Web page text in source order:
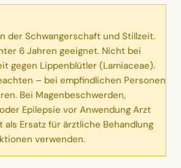
der Schwangerschaft und Stillzeit.
6 Jahren geeignet. Nicht bei
gegen Lippenblütler (Lamiaceae).
– bei empfindlichen Personen
Bei Magenbeschwerden,
Epilepsie vor Anwendung Arzt
als Ersatz für ärztliche Behandlung
verwenden.